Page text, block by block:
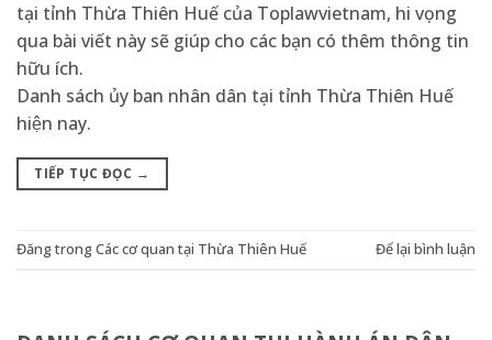
tại tỉnh Thừa Thiên Huế của Toplawvietnam, hi vọng
qua bài viết này sẽ giúp cho các bạn có thêm thông tin
hữu ích.
Danh sách ủy ban nhân dân tại tỉnh Thừa Thiên Huế
hiện nay.
TIẾP TỤC ĐỌC →
Đăng trongCác cơ quan tại Thừa Thiên Huế Để lại bình luận